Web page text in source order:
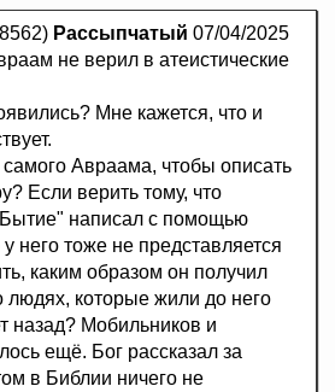
Рассыпчатый 07/04/2025
не верил в атеистические
Мне кажется, что и
самого Авраама, чтобы описать
Если верить тому, что
написал с помощью
него тоже не представляется
каким образом он получил
которые жили до него
назад? Мобильников и
ещё. Бог рассказал за
в Библии ничего не